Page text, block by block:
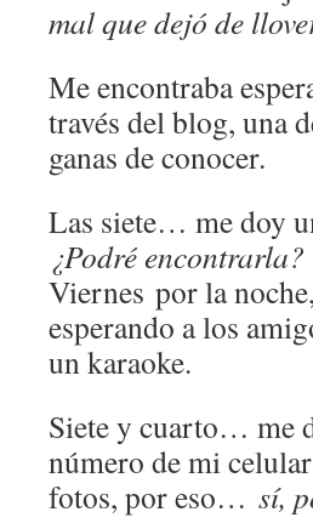
mal que dejó de
Me encontraba
través del blog, una
ganas de conocer.
Las siete… me doy
¿Podré encontrarla?
Viernes por la
esperando a los
un karaoke.
Siete y cuarto… me
número de mi
fotos, por eso… sí,